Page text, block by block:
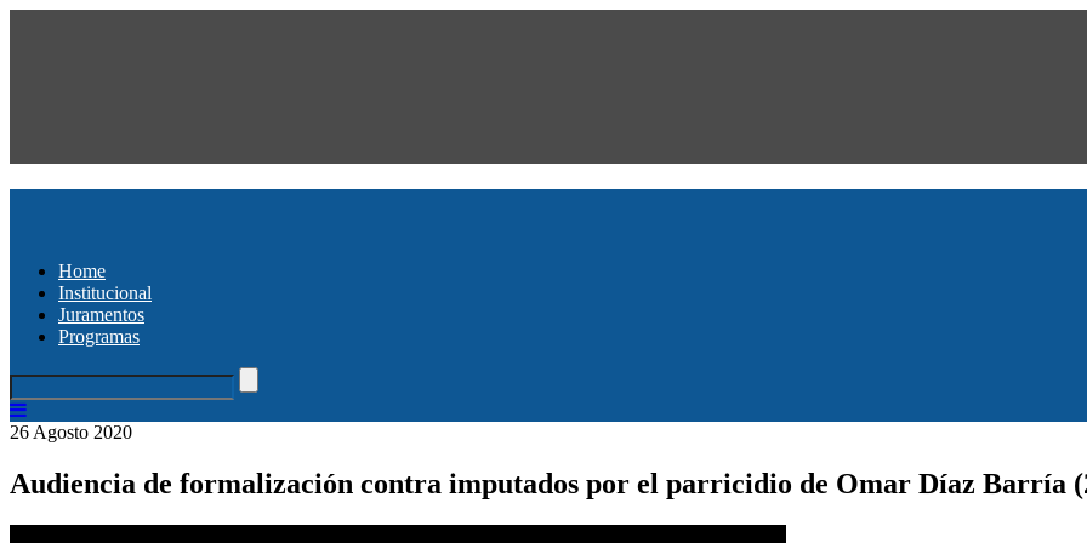
Home
Institucional
Juramentos
Programas
26 Agosto 2020
Audiencia de formalización contra imputados por el parricidio de Omar Díaz Barría